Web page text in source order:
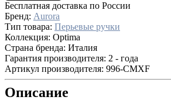
Бесплатная доставка по России
Бренд: Aurora
Тип товара: Перьевые ручки
Коллекция: Optima
Страна бренда: Италия
Гарантия производителя: 2 - года
Артикул производителя: 996-CMXF
Описание